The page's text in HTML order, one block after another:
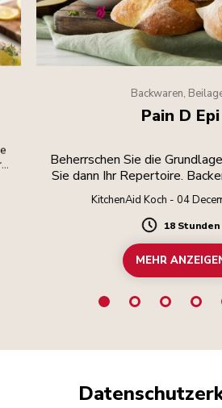
Backwaren,
Pain D Epi
Beherrschen Sie die
Sie dann Ihr Repertoire. Backen Sie Pain d‘Épi,
inspiriert von der Blossom
unserer neuen
KitchenAid Koch - 04
Duration
18 Stunden
MEHR